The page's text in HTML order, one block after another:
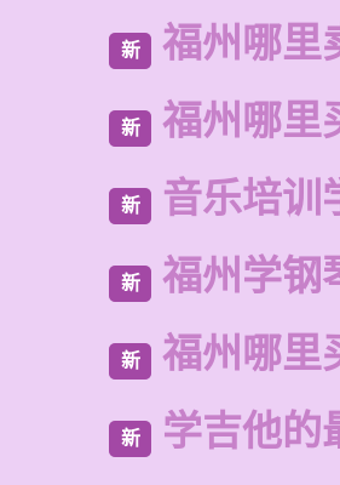
新 福州哪里
新 福州哪里
新 音乐培训
新 福州学钢
新 福州哪里
新 学吉他的